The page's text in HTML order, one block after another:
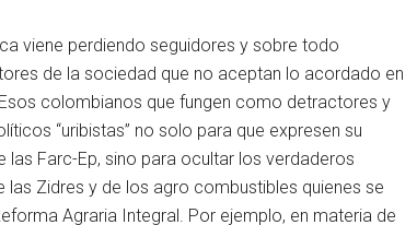
viene perdiendo seguidores y sobre todo
de la sociedad que no aceptan lo acordado en
colombianos que fungen como detractores y
“uribistas” no solo para que expresen su
Farc-Ep, sino para ocultar los verdaderos
Zidres y de los agro combustibles quienes se
Agraria Integral. Por ejemplo, en materia de